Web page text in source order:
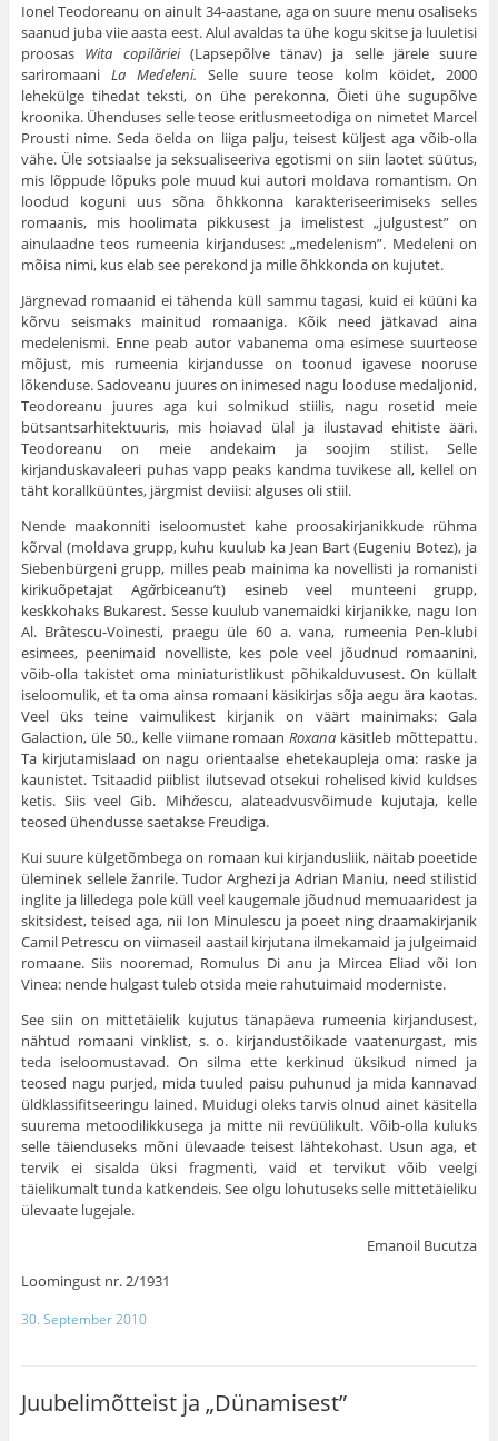
Ionel Teodoreanu on ainult 34-aastane, aga on suure menu osaliseks
saanud juba viie aasta eest. Alul avaldas ta ühe kogu skitse ja luuletisi
proosas Wita copilăriei (Lapsepõlve tänav) ja selle järele suure
sariromaani La Medeleni. Selle suure teose kolm köidet, 2000
lehekülge tihedat teksti, on ühe perekonna, Õieti ühe sugupõlve
kroonika. Ühenduses selle teose eritlusmeetodiga on nimetet Marcel
Prousti nime. Seda öelda on liiga palju, teisest küljest aga võib-olla
vähe. Üle sotsiaalse ja seksualiseeriva egotismi on siin laotet süütus,
mis lõppude lõpuks pole muud kui autori moldava romantism. On
loodud koguni uus sõna õhkkonna karakteriseerimiseks selles
romaanis, mis hoolimata pikkusest ja imelistest „julgustest” on
ainulaadne teos rumeenia kirjanduses: „medelenism”. Medeleni on
mõisa nimi, kus elab see perekond ja mille õhkkonda on kujutet.
Järgnevad romaanid ei tähenda küll sammu tagasi, kuid ei küüni ka
kõrvu seismaks mainitud romaaniga. Kõik need jätkavad aina
medelenismi. Enne peab autor vabanema oma esimese suurteose
mõjust, mis rumeenia kirjandusse on toonud igavese nooruse
lõkenduse. Sadoveanu juures on inimesed nagu looduse medaljonid,
Teodoreanu juures aga kui solmikud stiilis, nagu rosetid meie
bütsantsarhitektuuris, mis hoiavad ülal ja ilustavad ehitiste ääri.
Teodoreanu on meie andekaim ja soojim stilist. Selle
kirjanduskavaleeri puhas vapp peaks kandma tuvikese all, kellel on
täht korallküüntes, järgmist deviisi: alguses oli stiil.
Nende maakonniti iseloomustet kahe proosakirjanikkude rühma
kõrval (moldava grupp, kuhu kuulub ka Jean Bart (Eugeniu Botez), ja
Siebenbürgeni grupp, milles peab mainima ka novellisti ja romanisti
kirikuõpetajat Agărbiceanu’t) esineb veel munteeni grupp,
keskkohaks Bukarest. Sesse kuulub vanemaidki kirjanikke, nagu Ion
Al. Brâtescu-Voinesti, praegu üle 60 a. vana, rumeenia Pen-klubi
esimees, peenimaid novelliste, kes pole veel jõudnud romaanini,
võib-olla takistet oma miniaturistlikust põhikalduvusest. On küllalt
iseloomulik, et ta oma ainsa romaani käsikirjas sõja aegu ära kaotas.
Veel üks teine vaimulikest kirjanik on väärt mainimaks: Gala
Galaction, üle 50., kelle viimane romaanRoxana käsitleb mõttepattu.
Ta kirjutamislaad on nagu orientaalse ehetekaupleja oma: raske ja
kaunistet. Tsitaadid piiblist ilutsevad otsekui rohelised kivid kuldses
ketis. Siis veel Gib. Mihăescu, alateadvusvõimude kujutaja, kelle
teosed ühendusse saetakse Freudiga.
Kui suure külgetõmbega on romaan kui kirjandusliik, näitab poeetide
üleminek sellele žanrile. Tudor Arghezi ja Adrian Maniu, need stilistid
inglite ja lilledega pole küll veel kaugemale jõudnud memuaaridest ja
skitsidest, teised aga, nii Ion Minulescu ja poeet ning draamakirjanik
Camil Petrescu on viimaseil aastail kirjutana ilmekamaid ja julgeimaid
romaane. Siis nooremad, Romulus Di anu ja Mircea Eliad või Ion
Vinea: nende hulgast tuleb otsida meie rahutuimaid moderniste.
See siin on mittetäielik kujutus tänapäeva rumeenia kirjandusest,
nähtud romaani vinklist, s. o. kirjandustõikade vaatenurgast, mis
teda iseloomustavad. On silma ette kerkinud üksikud nimed ja
teosed nagu purjed, mida tuuled paisu puhunud ja mida kannavad
üldklassifitseeringu lained. Muidugi oleks tarvis olnud ainet käsitella
suurema metoodilikkusega ja mitte nii revüülikult. Võib-olla kuluks
selle täienduseks mõni ülevaade teisest lähtekohast. Usun aga, et
tervik ei sisalda üksi fragmenti, vaid et tervikut võib veelgi
täielikumalt tunda katkendeis. See olgu lohutuseks selle mittetäieliku
ülevaate lugejale.
Emanoil Bucutza
Loomingust nr. 2/1931
30. September 2010
Juubelimõtteist ja „Dünamisest”